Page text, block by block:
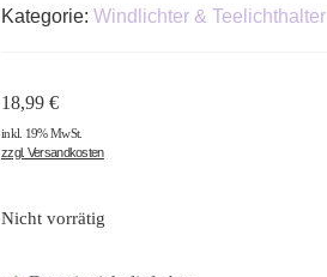
Kategorie: Windlichter & Teelichthalter
18,99 €
inkl. 19% MwSt.
zzgl. Versandkosten
Nicht vorrätig